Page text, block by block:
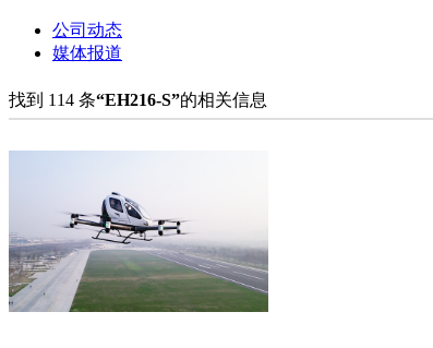
公司动态
媒体报道
找到 114 条“EH216-S”的相关信息